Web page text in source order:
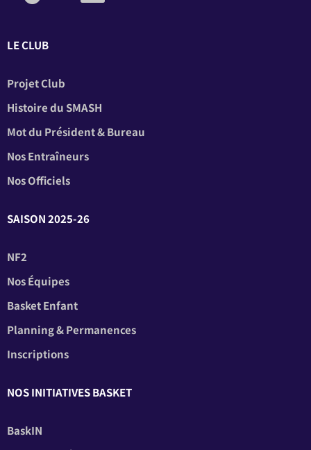
LE CLUB
Projet Club
Histoire du SMASH
Mot du Président & Bureau
Nos Entraîneurs
Nos Officiels
SAISON 2025-26
NF2
Nos Équipes
Basket Enfant
Planning & Permanences
Inscriptions
NOS INITIATIVES BASKET
BaskIN